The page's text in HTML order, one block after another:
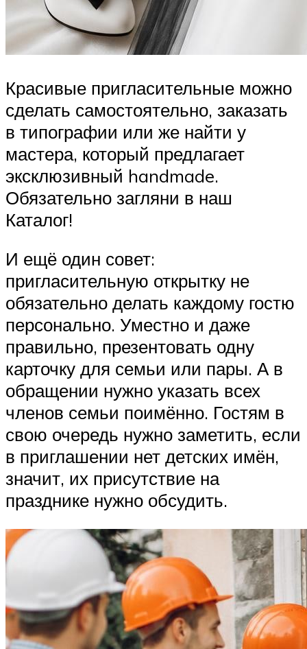
Красивые пригласительные можно
сделать самостоятельно, заказать
в типографии или же найти у
мастера, который предлагает
эксклюзивный handmade.
Обязательно загляни в наш
Каталог!
И ещё один совет:
пригласительную открытку не
обязательно делать каждому гостю
персонально. Уместно и даже
правильно, презентовать одну
карточку для семьи или пары. А в
обращении нужно указать всех
членов семьи поимённо. Гостям в
свою очередь нужно заметить, если
в приглашении нет детских имён,
значит, их присутствие на
празднике нужно обсудить.